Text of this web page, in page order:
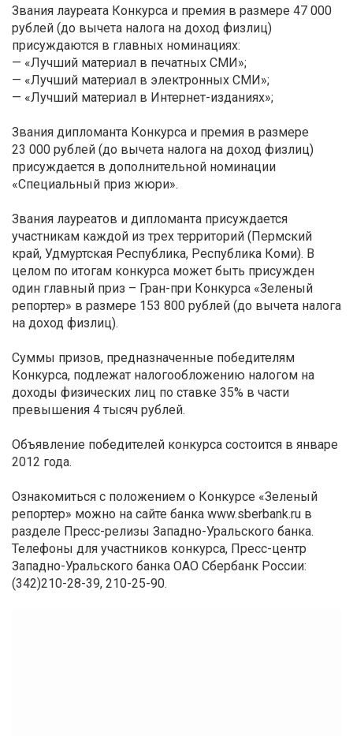
Звания лауреата Конкурса и премия в размере 47 000
рублей (до вычета налога на доход физлиц)
присуждаются в главных номинациях:
— «Лучший материал в печатных СМИ»;
— «Лучший материал в электронных СМИ»;
— «Лучший материал в Интернет-изданиях»;
Звания дипломанта Конкурса и премия в размере
23 000 рублей (до вычета налога на доход физлиц)
присуждается в дополнительной номинации
«Специальный приз жюри».
Звания лауреатов и дипломанта присуждается
участникам каждой из трех территорий (Пермский
край, Удмуртская Республика, Республика Коми). В
целом по итогам конкурса может быть присужден
один главный приз – Гран-при Конкурса «Зеленый
репортер» в размере 153 800 рублей (до вычета налога
на доход физлиц).
Суммы призов, предназначенные победителям
Конкурса, подлежат налогообложению налогом на
доходы физических лиц по ставке 35% в части
превышения 4 тысяч рублей.
Объявление победителей конкурса состоится в январе
2012 года.
Ознакомиться с положением о Конкурсе «Зеленый
репортер» можно на сайте банка www.sberbank.ru в
разделе Пресс-релизы Западно-Уральского банка.
Телефоны для участников конкурса, Пресс-центр
Западно-Уральского банка ОАО Сбербанк России:
(342)210-28-39, 210-25-90.